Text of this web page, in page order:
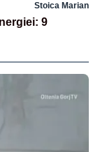
Stoica Marian
9